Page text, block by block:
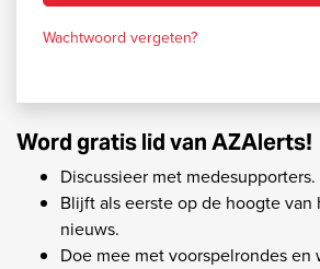
Wachtwoord vergeten?
Word gratis lid van AZAlerts!
Discussieer met medesupporters.
Blijft als eerste op de hoogte van
nieuws.
Doe mee met voorspelrondes en